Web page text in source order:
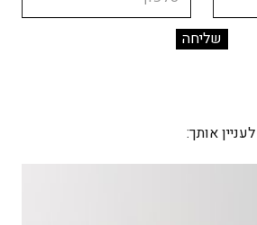
אותך: